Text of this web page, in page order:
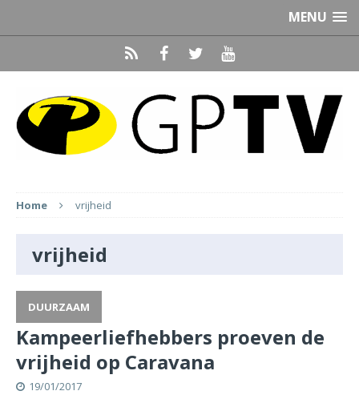
MENU
Home vrijheid
vrijheid
DUURZAAM
Kampeerliefhebbers proeven de
vrijheid op Caravana
19/01/2017